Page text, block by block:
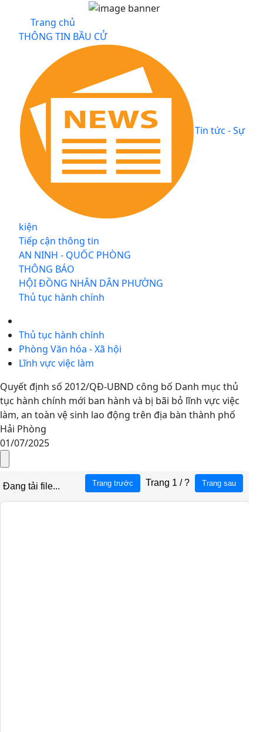
Trang chủ
THÔNG TIN BẦU CỬ
Tin tức - Sự
kiện
Tiếp cận thông tin
AN NINH - QUỐC PHÒNG
THÔNG BÁO
HỘI ĐỒNG NHÂN DÂN PHƯỜNG
Thủ tục hành chính
Thủ tục hành chính
Phòng Văn hóa - Xã hội
Lĩnh vực việc làm
Quyết định số 2012/QĐ-UBND công bố Danh mục thủ
tục hành chính mới ban hành và bị bãi bỏ lĩnh vực việc
làm, an toàn vệ sinh lao động trên địa bàn thành phố
Hải Phòng
01/07/2025